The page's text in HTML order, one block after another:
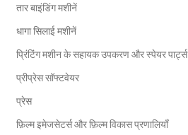
तार बाइंडिंग मशीनें
धागा सिलाई मशीनें
प्रिंटिंग मशीन के सहायक उपकरण और स्पेयर पार्ट्स
प्रीप्रेस सॉफ्टवेयर
प्रेस
फ़िल्म इमेजसेटर्स और फ़िल्म विकास प्रणालियाँ